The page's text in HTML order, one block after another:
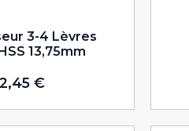
3-4 Lèvres
13,75mm
€